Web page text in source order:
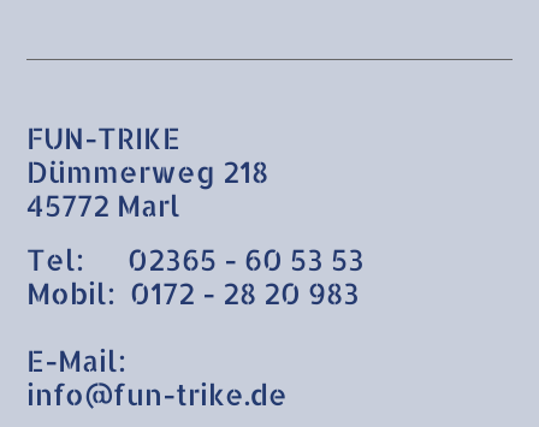
FUN-TRIKE
Dümmerweg 218
45772 Marl
Tel: 02365 - 60 53 53
Mobil: 0172 - 28 20 983
E-Mail:
info@fun-trike.de